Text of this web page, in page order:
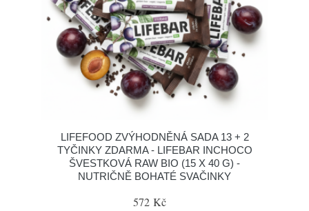
LIFEFOOD ZVÝHODNĚNÁ SADA 13 + 2
TYČINKY ZDARMA - LIFEBAR INCHOCO
ŠVESTKOVÁ RAW BIO (15 X 40 G) -
NUTRIČNĚ BOHATÉ SVAČINKY
572 Kč